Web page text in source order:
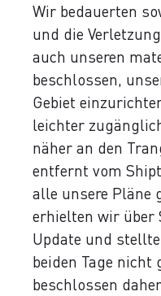
Wir bedauerten
und die
auch unseren
beschlossen,
Gebiet
leichter
näher an den
entfernt vom
alle unsere Pläne
erhielten wir über
Update und
beiden Tage
beschlossen